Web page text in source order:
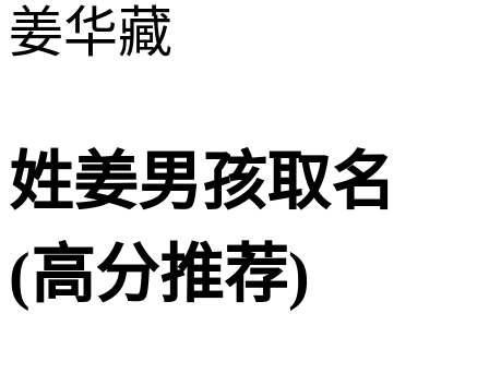
姜华藏
姓姜男孩取名
(高分推荐)